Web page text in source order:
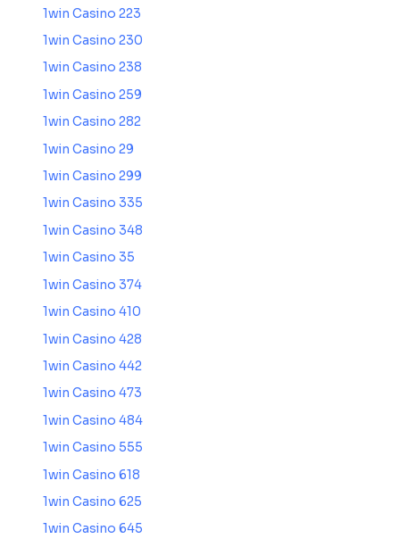
1win Casino 223
1win Casino 230
1win Casino 238
1win Casino 259
1win Casino 282
1win Casino 29
1win Casino 299
1win Casino 335
1win Casino 348
1win Casino 35
1win Casino 374
1win Casino 410
1win Casino 428
1win Casino 442
1win Casino 473
1win Casino 484
1win Casino 555
1win Casino 618
1win Casino 625
1win Casino 645